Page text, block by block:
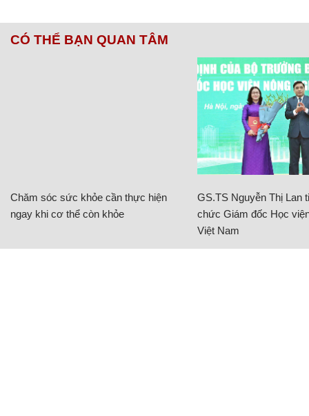
CÓ THỂ BẠN QUAN TÂM
Chăm sóc sức khỏe cần thực hiện
ngay khi cơ thể còn khỏe
GS.TS Nguyễn Thị Lan
chức Giám đốc Học
Việt Nam